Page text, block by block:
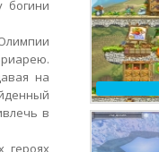
богини
на
в
героях